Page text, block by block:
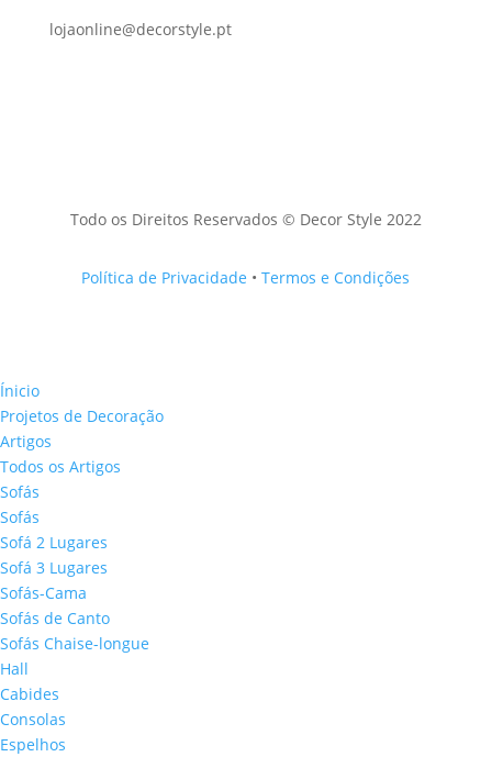
lojaonline@decorstyle.pt
Todo os Direitos Reservados © Decor Style 2022
Política de Privacidade •Termos e Condições
Ínicio
Projetos de Decoração
Artigos
Todos os Artigos
Sofás
Sofás
Sofá 2 Lugares
Sofá 3 Lugares
Sofás-Cama
Sofás de Canto
Sofás Chaise-longue
Hall
Cabides
Consolas
Espelhos